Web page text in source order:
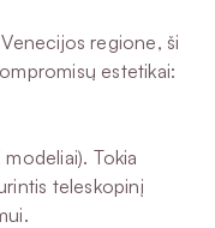
regione, ši
estetikai:
Tokia
teleskopinį